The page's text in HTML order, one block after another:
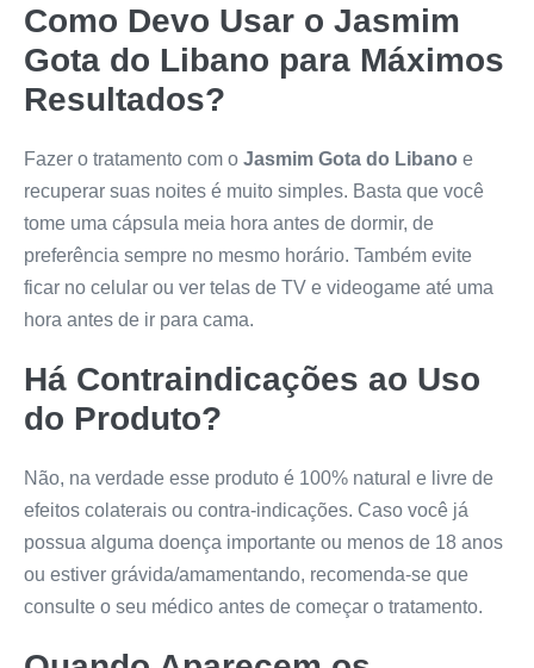
Como Devo Usar o Jasmim
Gota do Libano para Máximos
Resultados?
Fazer o tratamento com o Jasmim Gota do Libano e
recuperar suas noites é muito simples. Basta que você
tome uma cápsula meia hora antes de dormir, de
preferência sempre no mesmo horário. Também evite
ficar no celular ou ver telas de TV e videogame até uma
hora antes de ir para cama.
Há Contraindicações ao Uso
do Produto?
Não, na verdade esse produto é 100% natural e livre de
efeitos colaterais ou contra-indicações. Caso você já
possua alguma doença importante ou menos de 18 anos
ou estiver grávida/amamentando, recomenda-se que
consulte o seu médico antes de começar o tratamento.